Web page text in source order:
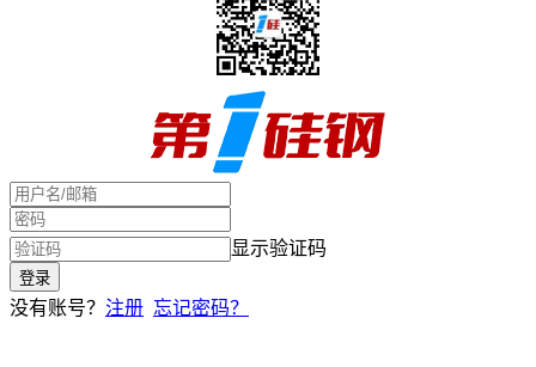
显示验证码
没有账号？ 注册 忘记密码？